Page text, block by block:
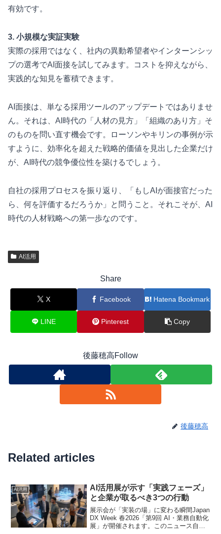
有効です。
3. 小規模な実証実験
実際の採用ではなく、社内の異動希望者やインターンシッ
プの選考でAI面接を試してみます。コストを抑えながら、
実践的な知見を蓄積できます。
AI面接は、単なる採用ツールのアップデートではありませ
ん。それは、AI時代の「人材の見方」「組織のあり方」そ
のものを問い直す機会です。ローソンやキリンの事例が示
すように、効率化を超えた戦略的価値を見出した企業だけ
が、AI時代の競争優位性を築けるでしょう。
自社の採用プロセスを振り返り、「もしAIが面接官だった
ら、何を評価するだろうか」と問うこと。それこそが、AI
時代の人材戦略への第一歩なのです。
AI活用
Share
X Facebook Hatena Bookmark
LINE Pinterest Copy
後藤穂高Follow
後藤穂高
Related articles
AI活用
AI活用展が示す「実践フェーズ」
と企業が取るべき3つの行動
展示会が「実装の場」に変わる瞬間Japan
DX Week 春2026「第9回 AI・業務自動化
展」が開催されます。このニュース自体